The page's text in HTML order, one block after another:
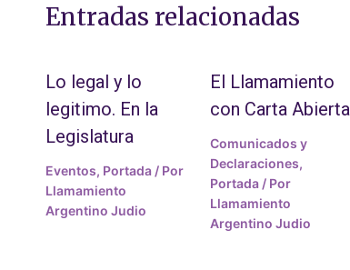
Entradas relacionadas
Lo legal y lo
legitimo. En la
Legislatura
Eventos, Portada / Por
Llamamiento
Argentino Judio
El Llamamiento
con Carta Abierta
Comunicados y
Declaraciones,
Portada / Por
Llamamiento
Argentino Judio